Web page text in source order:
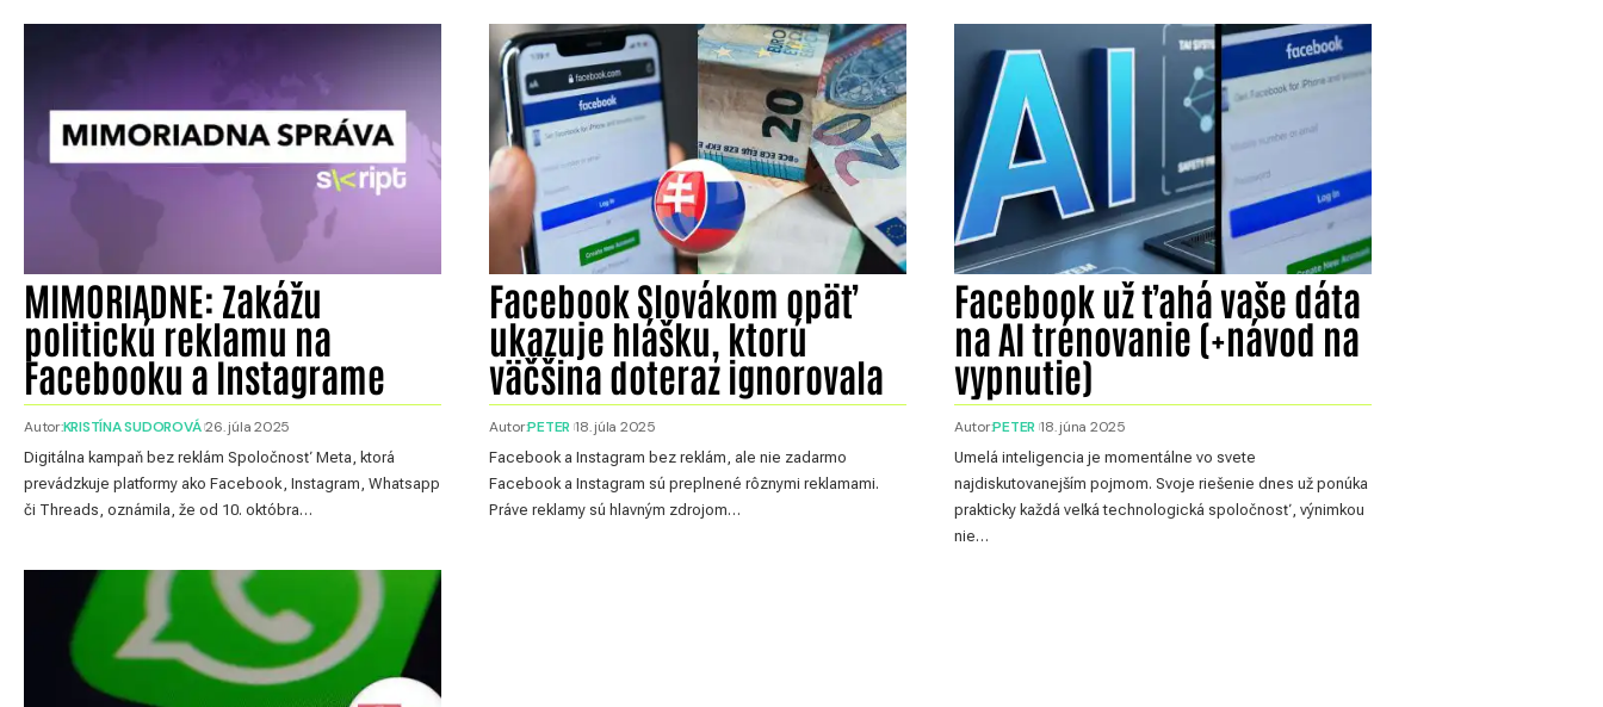
MIMORIADNE: Zakážu
politickú reklamu na
Facebooku a Instagrame
Autor:KRISTÍNA SUDOROVÁ 26. júla 2025
Digitálna kampaň bez reklám Spoločnosť Meta, ktorá
prevádzkuje platformy ako Facebook, Instagram, Whatsapp
či Threads, oznámila, že od 10. októbra…
Facebook Slovákom opäť
ukazuje hlášku, ktorú
väčšina doteraz ignorovala
Autor:PETER 18. júla 2025
Facebook a Instagram bez reklám, ale nie zadarmo
Facebook a Instagram sú preplnené rôznymi reklamami.
Práve reklamy sú hlavným zdrojom…
Facebook už ťahá vaše dáta
na AI trénovanie (+návod na
vypnutie)
Autor:PETER 18. júna 2025
Umelá inteligencia je momentálne vo svete
najdiskutovanejším pojmom. Svoje riešenie dnes už ponúka
prakticky každá veľká technologická spoločnosť, výnimkou
nie…